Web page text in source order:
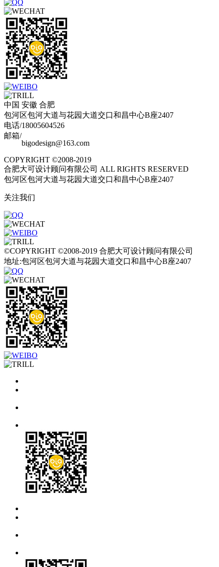
中国 安徽 合肥
包河区包河大道与花园大道交口和昌中心B座2407
电话/18005604526
邮箱/
bigodesign@163.com
COPYRIGHT ©2008-2019
合肥大可设计顾问有限公司 ALL RIGHTS RESERVED
包河区包河大道与花园大道交口和昌中心B座2407
关注我们
©COPYRIGHT ©2008-2019 合肥大可设计顾问有限公司
地址:包河区包河大道与花园大道交口和昌中心B座2407